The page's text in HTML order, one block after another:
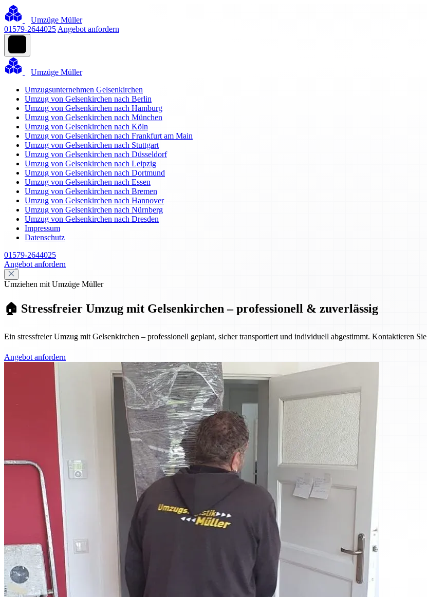
Umzüge Müller
01579-2644025 Angebot anfordern
Umzüge Müller
Umzugsunternehmen Gelsenkirchen
Umzug von Gelsenkirchen nach Berlin
Umzug von Gelsenkirchen nach Hamburg
Umzug von Gelsenkirchen nach München
Umzug von Gelsenkirchen nach Köln
Umzug von Gelsenkirchen nach Frankfurt am Main
Umzug von Gelsenkirchen nach Stuttgart
Umzug von Gelsenkirchen nach Düsseldorf
Umzug von Gelsenkirchen nach Leipzig
Umzug von Gelsenkirchen nach Dortmund
Umzug von Gelsenkirchen nach Essen
Umzug von Gelsenkirchen nach Bremen
Umzug von Gelsenkirchen nach Hannover
Umzug von Gelsenkirchen nach Nürnberg
Umzug von Gelsenkirchen nach Dresden
Impressum
Datenschutz
01579-2644025
Angebot anfordern
Umziehen mit Umzüge Müller
🏠 Stressfreier Umzug mit Gelsenkirchen – professionell & zuverlässig
Ein stressfreier Umzug mit Gelsenkirchen – professionell geplant, sicher transportiert und individuell abgestimmt. Kontaktieren
Angebot anfordern